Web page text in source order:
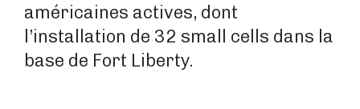
américaines actives, dont
l’installation de 32 small cells dans la
base de Fort Liberty.